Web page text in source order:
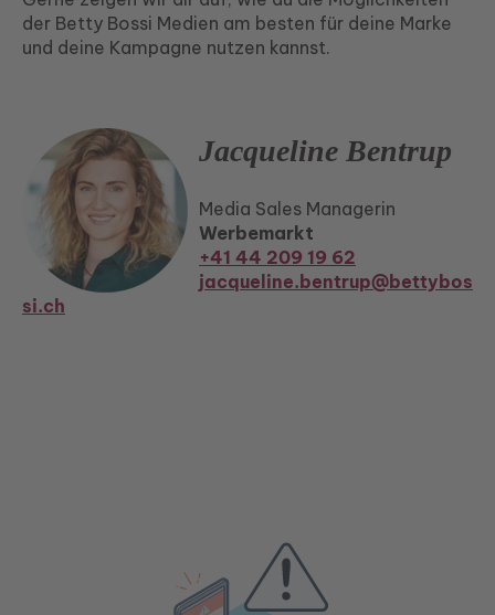
der Betty Bossi Medien am besten für deine Marke
und deine Kampagne nutzen kannst.
Jacqueline Bentrup
Media Sales Managerin
Werbemarkt
+41 44 209 19 62
jacqueline.bentrup@bettybos
si.ch